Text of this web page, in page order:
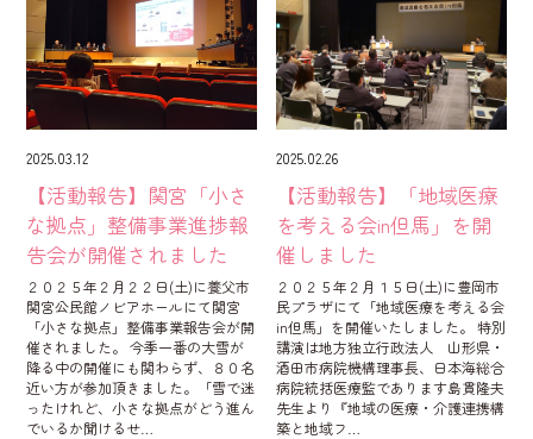
2025.03.12
【活動報告】関宮「小さ
な拠点」整備事業進捗報
告会が開催されました
２０２５年２月２２日(土)に養父市
関宮公民館ノビアホールにて関宮
「小さな拠点」整備事業報告会が開
催されました。 今季一番の大雪が
降る中の開催にも関わらず、８０名
近い方が参加頂きました。「雪で迷
ったけれど、小さな拠点がどう進ん
でいるか聞けるせ…
2025.02.26
【活動報告】「地域医療
を考える会in但馬」を開
催しました
２０２５年２月１５日(土)に豊岡市
民プラザにて「地域医療を考える会
in但馬」を開催いたしました。 特別
講演は地方独立行政法人 山形県・
酒田市病院機構理事長、日本海総合
病院統括医療監であります島貫隆夫
先生より『地域の医療・介護連携構
築と地域フ…